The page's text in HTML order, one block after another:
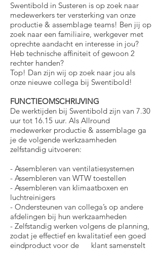
Swentibold in Susteren is op zoek naar
medewerkers ter versterking van onze
productie & assemblage teams! Ben jij op
zoek naar een familiaire, werkgever met
oprechte aandacht en interesse in jou?
Heb technische affiniteit of gewoon 2
rechter handen?
Top! Dan zijn wij op zoek naar jou als
onze nieuwe collega bij Swentibold!
FUNCTIEOMSCHRIJVING
De werktijden bij Swentibold zijn van 7.30
uur tot 16.15 uur. Als Allround
medewerker productie & assemblage ga
je de volgende werkzaamheden
zelfstandig uitvoeren:
- Assembleren van ventilatiesystemen
- Assembleren van WTW toestellen
- Assembleren van klimaatboxen en
luchtreinigers
- Ondersteunen van collega’s op andere
afdelingen bij hun werkzaamheden
- Zelfstandig werken volgens de planning,
zodat je effectief en kwalitatief een goed
eindproduct voor de klant samenstelt